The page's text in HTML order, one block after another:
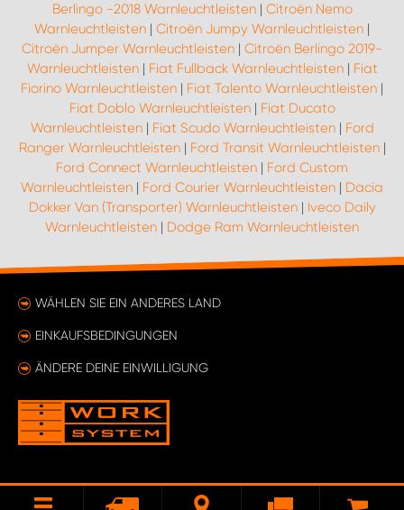
Berlingo -2018 Warnleuchtleisten| Citroën Nemo
Warnleuchtleisten | Citroën Jumpy Warnleuchtleisten |
Citroën Jumper Warnleuchtleisten | Citroën Berlingo 2019-
Warnleuchtleisten| Fiat Fullback Warnleuchtleisten| Fiat
Fiorino Warnleuchtleisten | Fiat Talento Warnleuchtleisten |
Fiat Doblo Warnleuchtleisten| Fiat Ducato
Warnleuchtleisten| Fiat Scudo Warnleuchtleisten| Ford
Ranger Warnleuchtleisten| Ford Transit Warnleuchtleisten|
Ford Connect Warnleuchtleisten | Ford Custom
Warnleuchtleisten | Ford Courier Warnleuchtleisten | Dacia
Dokker Van (Transporter) Warnleuchtleisten| Iveco Daily
Warnleuchtleisten | Dodge Ram Warnleuchtleisten
WÄHLEN SIE EIN ANDERES LAND
EINKAUFSBEDINGUNGEN
ÄNDERE DEINE EINWILLIGUNG